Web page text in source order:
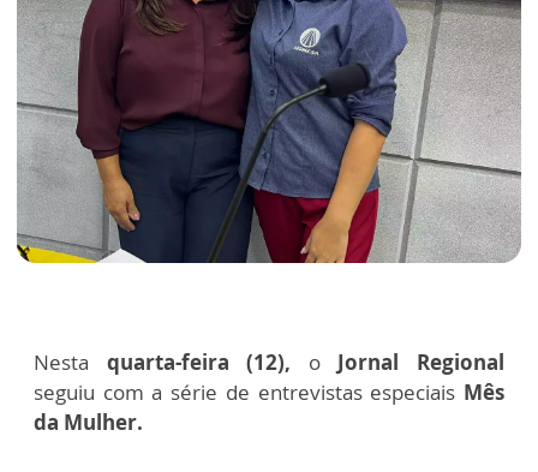
Nesta quarta-feira (12), o Jornal Regional
seguiu com a série de entrevistas especiais Mês
da Mulher.